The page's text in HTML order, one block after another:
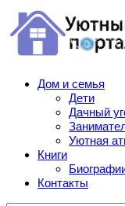
Дом и семья
Дети
Дачный
Уютная
Книги
Контакты